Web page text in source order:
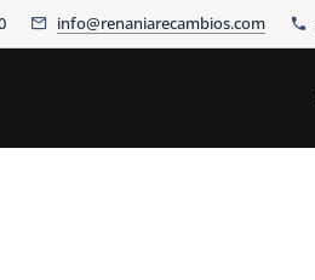
info@renaniarecambios.com